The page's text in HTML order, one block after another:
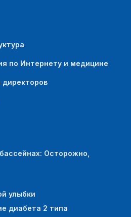
по Интернету и медицине
Осторожно,
улыбки
диабета 2 типа